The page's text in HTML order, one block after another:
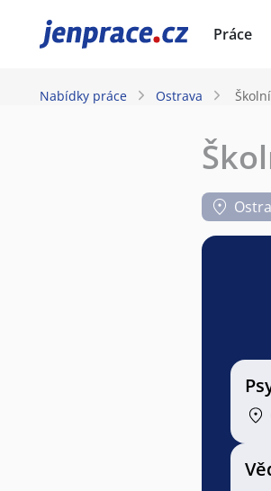
JenPráce.cz Práce
Nabídky práce Ostrava